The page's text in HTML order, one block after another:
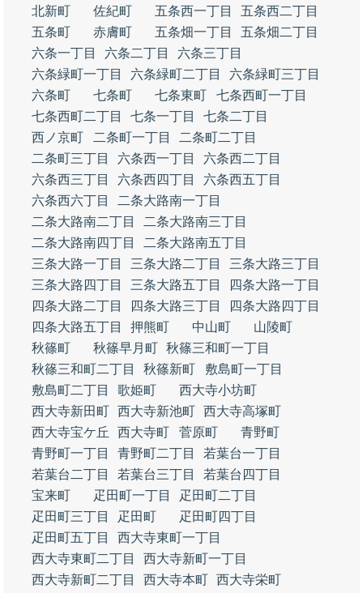
北新町
佐紀町 五条西一丁目
五条西二丁目
五条町
赤膚町 五条畑一丁目
五条畑二丁目
六条一丁目
六条二丁目
六条三丁目
六条緑町一丁目
六条緑町二丁目
六条緑町三丁目
六条町
七条町 七条東町
七条西町一丁目
七条西町二丁目
七条一丁目
七条二丁目
西ノ京町
二条町一丁目
二条町二丁目
二条町三丁目
六条西一丁目
六条西二丁目
六条西三丁目
六条西四丁目
六条西五丁目
六条西六丁目
二条大路南一丁目
二条大路南二丁目
二条大路南三丁目
二条大路南四丁目
二条大路南五丁目
三条大路一丁目
三条大路二丁目
三条大路三丁目
三条大路四丁目
三条大路五丁目
四条大路一丁目
四条大路二丁目
四条大路三丁目
四条大路四丁目
四条大路五丁目
押熊町 中山町
山陵町
秋篠町
秋篠早月町 秋篠三和町一丁目
秋篠三和町二丁目
秋篠新町
敷島町一丁目
敷島町二丁目
歌姫町
西大寺小坊町
西大寺新田町 西大寺新池町 西大寺高塚町
西大寺宝ケ丘
西大寺町 菅原町
青野町
青野町一丁目
青野町二丁目
若葉台一丁目
若葉台二丁目
若葉台三丁目
若葉台四丁目
宝来町
疋田町一丁目
疋田町二丁目
疋田町三丁目
疋田町
疋田町四丁目
疋田町五丁目
西大寺東町一丁目
西大寺東町二丁目
西大寺新町一丁目
西大寺新町二丁目
西大寺本町 西大寺栄町